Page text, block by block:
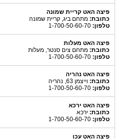
פיצה האט קריית שמונה
כתובת: מתחם ביג, קריית שמונה
טלפון:
פיצה האט מעלות
כתובת: מתחם צים סנטר, מעלות
טלפון:
פיצה האט נהריה
כתובת: וייצמן 63, נהריה
טלפון:
פיצה האט ירכא
כתובת: ירכא
טלפון:
פיצה האט עכו